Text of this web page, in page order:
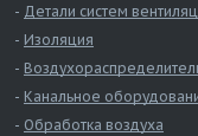
Детали систем
Изоляция
Канальное
Обработка воздуха